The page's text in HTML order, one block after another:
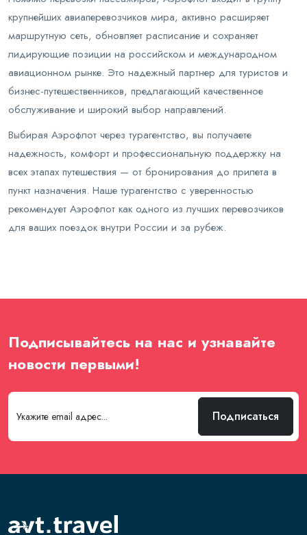
крупнейших авиаперевозчиков мира, активно расширяет
маршрутную сеть, обновляет расписание и сохраняет
лидирующие позиции на российском и международном
авиационном рынке. Это надежный партнер для туристов и
бизнес-путешественников, предлагающий качественное
обслуживание и широкий выбор направлений.
Выбирая Аэрофлот через турагентство, вы получаете
надежность, комфорт и профессиональную поддержку на
всех этапах путешествия — от бронирования до прилета в
пункт назначения. Наше турагентство с уверенностью
рекомендует Аэрофлот как одного из лучших перевозчиков
для ваших поездок внутри России и за рубеж.
Подписывайтесь на нас и узнавайте
новости первыми!